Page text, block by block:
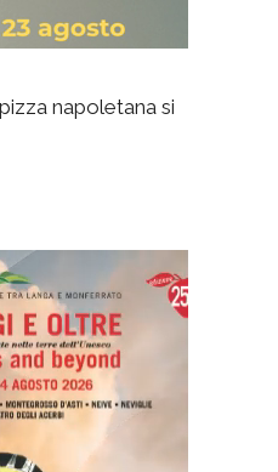
napoletana si